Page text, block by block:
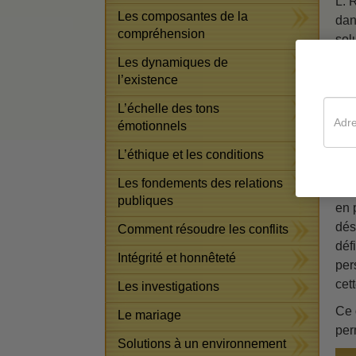
Il
en
Ce
Les composantes de la
compréhension
Les dynamiques de
l’existence
L’échelle des tons
émotionnels
L’éthique et les conditions
Les fondements des relations
publiques
Comment résoudre les conflits
Intégrité et honnêteté
Les investigations
Le mariage
Solutions à un environnement